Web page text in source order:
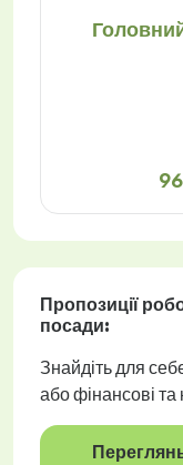
Пропозиції
посади:
Знайдіть для
або фінансові